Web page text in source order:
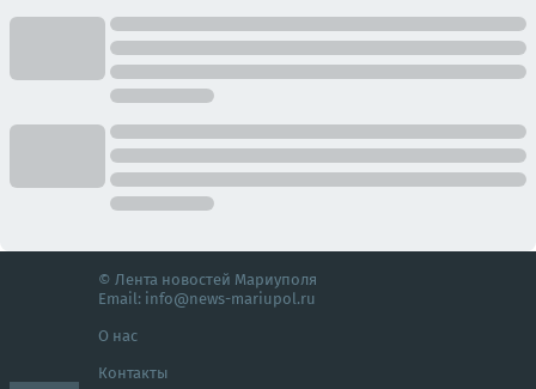
© Лента новостей Мариуполя
Email: info@news-mariupol.ru
О нас
Контакты